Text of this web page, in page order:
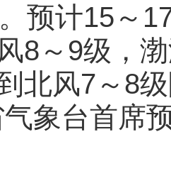
预计15～
8～9级，
北风7～8
气象台首席